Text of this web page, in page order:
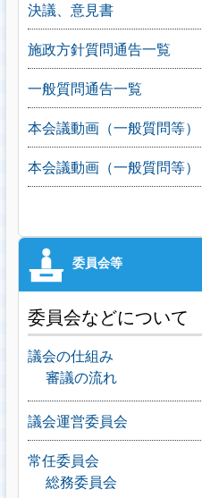
決議、意見書
施政方針質問通告一覧
一般質問通告一覧
本会議動画（一般質問等）
本会議動画（一般質問等）
委員会などについて
議会の仕組み
審議の流れ
議会運営委員会
常任委員会
総務委員会